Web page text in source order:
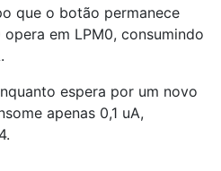
que o botão permanece
em LPM0, consumindo
espera por um novo
apenas 0,1 uA,